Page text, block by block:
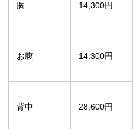
胸 14,300円
お腹 14,300円
背中 28,600円